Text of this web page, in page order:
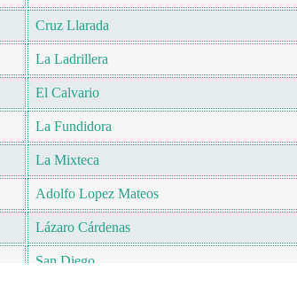
Cruz Llarada
La Ladrillera
El Calvario
La Fundidora
La Mixteca
Adolfo Lopez Mateos
Lázaro Cárdenas
San Diego